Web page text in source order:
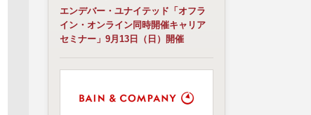
エンデバー・ユナイテッド「オフラ
イン・オンライン同時開催キャリア
セミナー」9月13日（日）開催